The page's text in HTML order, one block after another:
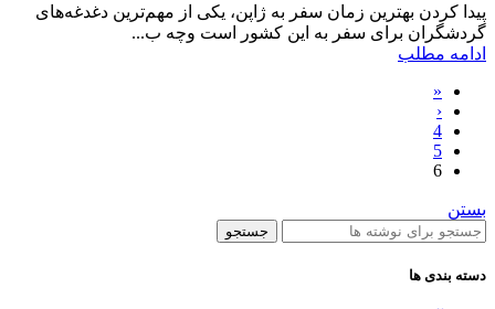
پیدا کردن بهترین زمان سفر به ژاپن، یکی از مهم‌ترین دغدغه‌های
گردشگران برای سفر به این کشور است وچه ب...
ادامه مطلب
«
‹
4
5
6
بستن
جستجو
دسته بندی ها